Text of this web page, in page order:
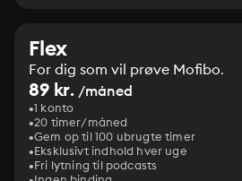
Flex
For dig som vil prøve Mofibo.
89 kr. /måned
1 konto
20 timer/måned
Gem op til 100 ubrugte timer
Eksklusivt indhold hver uge
Fri lytning til podcasts